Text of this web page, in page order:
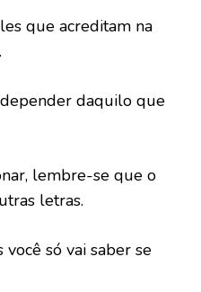
que acreditam na
daquilo que
lembre-se que o
letras.
só vai saber se